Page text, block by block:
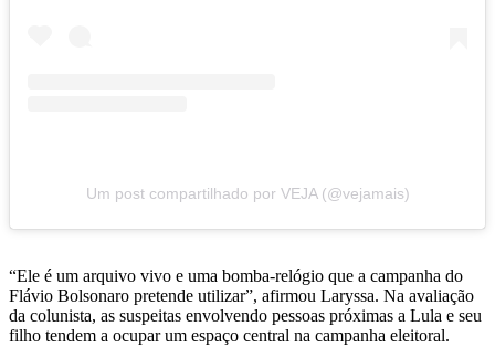
Um post compartilhado por VEJA (@vejamais)
“Ele é um arquivo vivo e uma bomba-relógio que a campanha do
Flávio Bolsonaro pretende utilizar”, afirmou Laryssa. Na avaliação
da colunista, as suspeitas envolvendo pessoas próximas a Lula e seu
filho tendem a ocupar um espaço central na campanha eleitoral.